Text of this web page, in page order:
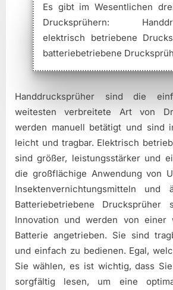
Es gibt im Wesentlichen
Drucksprühern:
elektrisch betriebene
batteriebetriebene
Handdrucksprüher sind die
weitesten verbreitete Art von
werden manuell betätigt und sind
leicht und tragbar. Elektrisch
sind größer, leistungsstärker und
die großflächige Anwendung von
Insektenvernichtungsmitteln und
Batteriebetriebene Drucksprüher
Innovation und werden von einer
Batterie angetrieben. Sie sind
und einfach zu bedienen. Egal,
Sie wählen, es ist wichtig, dass
sorgfältig lesen, um eine